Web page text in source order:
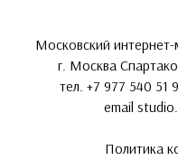
Московский интернет-
г. Москва
тел. +7 977 540 51
email
Политика